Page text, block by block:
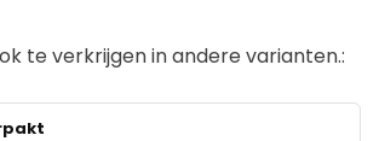
te verkrijgen in andere varianten.: